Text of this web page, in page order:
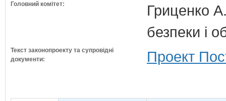
Головний комітет:
Гриценко
безпеки і
Текст законопроекту та супровідні
документи:
Проект